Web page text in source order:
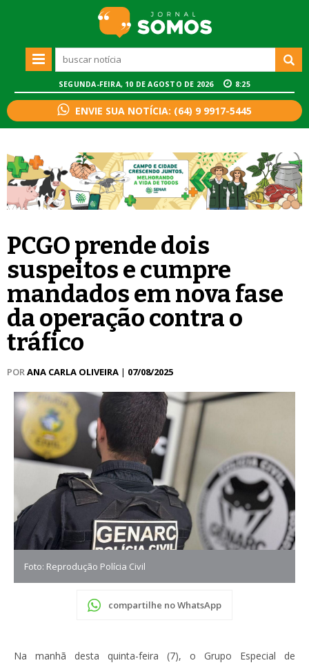
SEGUNDA-FEIRA, 10 DE AGOSTO DE 2026 8:25
ENVIE SUA NOTÍCIA: (64) 9 9917-5445
PCGO prende dois
suspeitos e cumpre
mandados em nova fase
da operação contra o
tráfico
PORANA CARLA OLIVEIRA | 07/08/2025
Foto: Reprodução Polícia Civil
compartilhe no WhatsApp
Na manhã desta quinta-feira (7), o Grupo Especial de